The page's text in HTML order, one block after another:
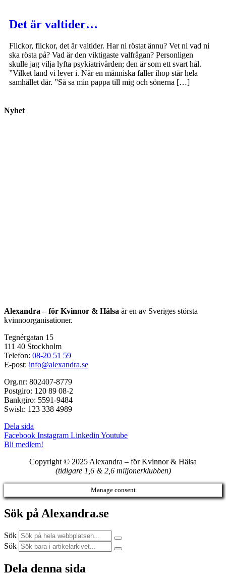
Det är valtider…
Flickor, flickor, det är valtider. Har ni röstat ännu? Vet ni vad ni
ska rösta på? Vad är den viktigaste valfrågan? Personligen
skulle jag vilja lyfta psykiatrivården; den är som ett svart hål.
”Vilket land vi lever i. När en människa faller ihop står hela
samhället där. ”Så sa min pappa till mig och sönerna […]
Nyhet
Alexandra – för Kvinnor & Hälsa är en av Sveriges största
kvinnoorganisationer.
Tegnérgatan 15
111 40 Stockholm
Telefon: 08-20 51 59
E-post: info@alexandra.se
Org.nr: 802407-8779
Postgiro: 120 89 08-2
Bankgiro: 5591-9484
Swish: 123 338 4989
Dela sida
Facebook Instagram Linkedin Youtube
Bli medlem!
Copyright © 2025 Alexandra – för Kvinnor & Hälsa
(tidigare 1,6 & 2,6 miljonerklubben)
Manage consent
Sök på Alexandra.se
Sök
Sök
Dela denna sida